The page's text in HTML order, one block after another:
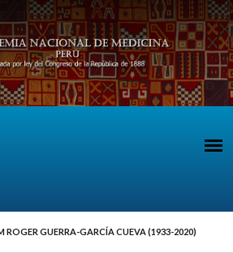
ROGER GUERRA-GARCÍA CUEVA (1933-2020)